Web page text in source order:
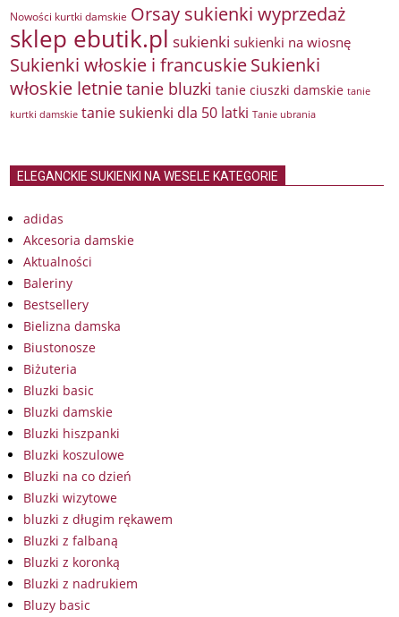
Nowości kurtki damskie Orsay sukienki wyprzedaż
sklep ebutik.pl sukienki sukienki na wiosnę
Sukienki włoskie i francuskieSukienki
włoskie letnietanie bluzki tanie ciuszki damskie tanie
kurtki damskie tanie sukienki dla 50 latki Tanie ubrania
ELEGANCKIE SUKIENKI NA WESELE KATEGORIE
adidas
Akcesoria damskie
Aktualności
Baleriny
Bestsellery
Bielizna damska
Biustonosze
Biżuteria
Bluzki basic
Bluzki damskie
Bluzki hiszpanki
Bluzki koszulowe
Bluzki na co dzień
Bluzki wizytowe
bluzki z długim rękawem
Bluzki z falbaną
Bluzki z koronką
Bluzki z nadrukiem
Bluzy basic